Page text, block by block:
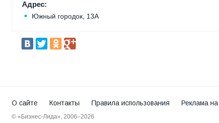
Адрес:
Южный городок, 13А
О сайте Контакты Правила использования Реклама
© «Бизнес-Лида», 2006–2026